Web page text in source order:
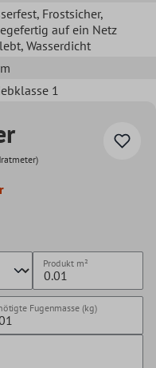
, Frostsicher,
auf ein Netz
, Wasserdicht
1
Produkt m²
Fugenmasse (kg)